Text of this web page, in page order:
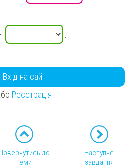
.
Вхід на сайт
Реєстрація
до
теми
Наступне
завдання